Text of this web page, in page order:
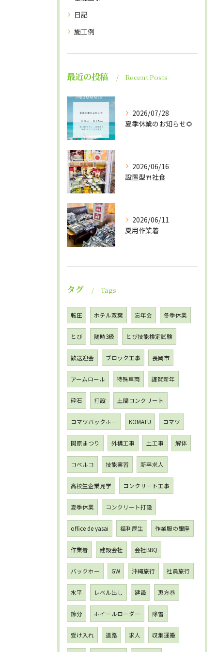
日記
施工例
最近の投稿 Recent Posts
2026/07/28
夏季休業のお知らせ🌻
2026/06/16
設置型🍴社食
2026/06/11
夏用作業着
タグ Tags
転圧 ホテル双葉 忘年会 冬季休業
とび 随時3級 とび技能検定試験
歓送迎会 ブロック工事 長岡市
アームロール 特殊車両 謹賀新年
砕石 打設 土間コンクリート
コマツバックホー KOMATU コマツ
関原まつり 外構工事 土工事 解体
コベルコ 技能実習 新卒求人
高校生企業見学 コンクリート工事
夏季休業 コンクリート打設
office de yasai 福利厚生 作業服の銀座
作業着 建設会社 会社BBQ
バックホー GW 沖縄旅行 社員旅行
水平 レベル出し 建設 恵方巻
節分 ホイールローダー 除雪
受け入れ 道路 求人 収集運搬